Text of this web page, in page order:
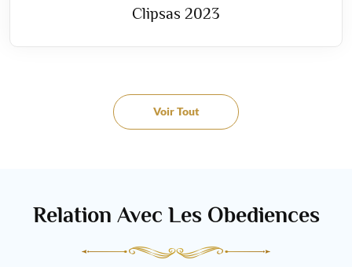
Clipsas 2023
Voir Tout
Relation Avec Les Obediences